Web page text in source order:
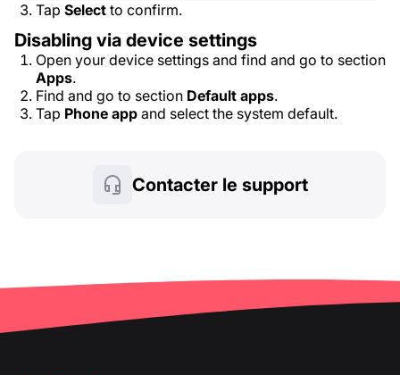
Tap Select to confirm.
Disabling via device settings
Open your device settings and find and go to section
Apps.
Find and go to section Default apps.
Tap Phone app and select the system default.
Contacter le support